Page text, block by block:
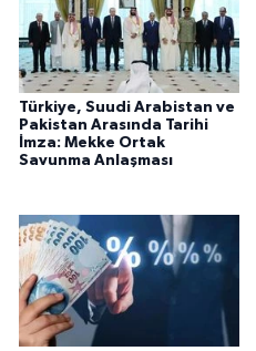
Türkiye, Suudi Arabistan ve
Pakistan Arasında Tarihi
İmza: Mekke Ortak
Savunma Anlaşması